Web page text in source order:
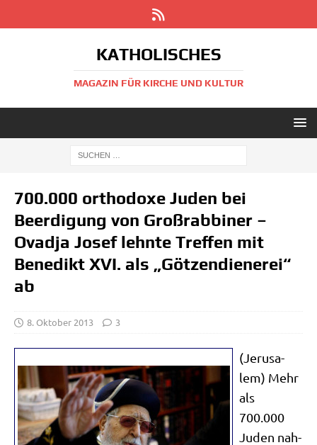
KATHOLISCHES
MAGAZIN FÜR KIRCHE UND KULTUR
700.000 orthodoxe Juden bei
Beerdigung von Großrabbiner –
Ovadja Josef lehnte Treffen mit
Benedikt XVI. als „Götzendienerei“
ab
8. Oktober 2013 3
(Jeru­sa­
lem) Mehr
als
700.000
Juden nah­